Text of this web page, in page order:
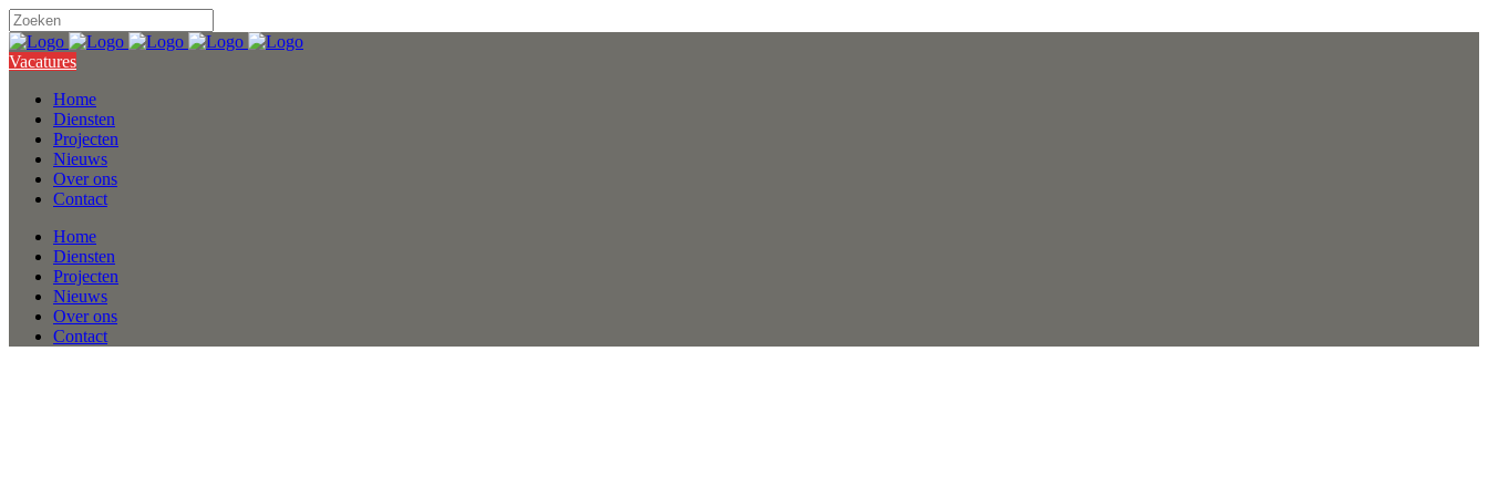
Vacatures
Home
Diensten
Projecten
Nieuws
Over ons
Contact
Home
Diensten
Projecten
Nieuws
Over ons
Contact